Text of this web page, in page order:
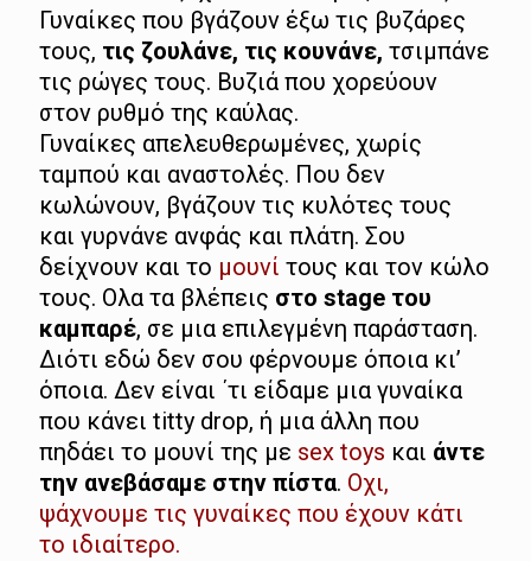
Γυναίκες που βγάζουν έξω τις βυζάρες
τους, τις ζουλάνε, τις κουνάνε, τσιμπάνε
τις ρώγες τους. Βυζιά που χορεύουν
στον ρυθμό της καύλας.
Γυναίκες απελευθερωμένες, χωρίς
ταμπού και αναστολές. Που δεν
κωλώνουν, βγάζουν τις κυλότες τους
και γυρνάνε ανφάς και πλάτη. Σου
δείχνουν και το μουνί τους και τον κώλο
τους. Ολα τα βλέπεις στο stage του
καμπαρέ, σε μια επιλεγμένη παράσταση.
Διότι εδώ δεν σου φέρνουμε όποια κι’
όποια. Δεν είναι ΄τι είδαμε μια γυναίκα
που κάνει titty drop, ή μια άλλη που
πηδάει το μουνί της με sex toys και άντε
την ανεβάσαμε στην πίστα. Οχι,
ψάχνουμε τις γυναίκες που έχουν κάτι
το ιδιαίτερο.